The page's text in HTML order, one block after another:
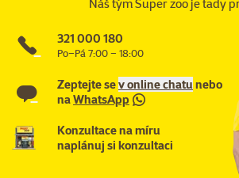
Náš tým Super zoo je tady
321 000 180
Po–Pá 7:00 – 18:00
Zeptejte sev online chatunebo
naWhatsApp
Konzultace na míru
naplánuj si konzultaci